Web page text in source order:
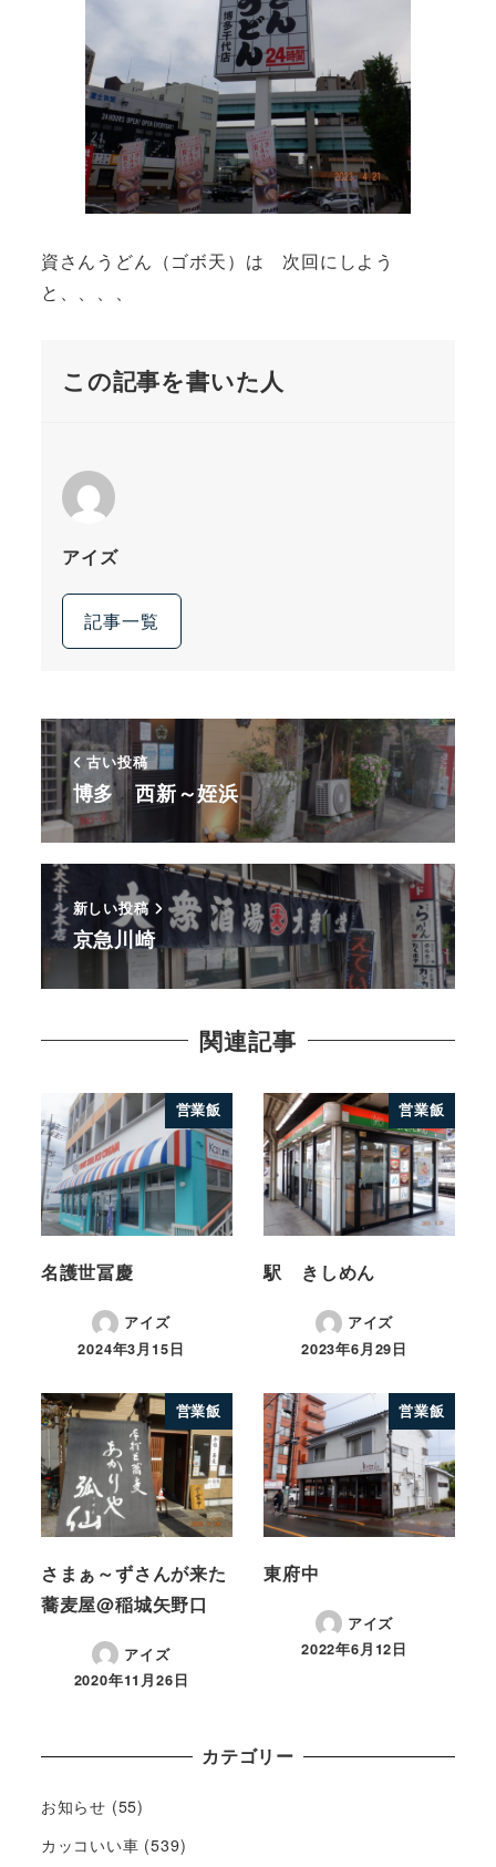
資さんうどん（ゴボ天）は 次回にしよう
と、、、、
この記事を書いた人
アイズ
記事一覧
古い投稿
博多 西新～姪浜
新しい投稿
京急川崎
関連記事
営業飯
名護世冨慶
アイズ
2024年3月15日
営業飯
駅 きしめん
アイズ
2023年6月29日
営業飯
さまぁ～ずさんが来た
蕎麦屋@稲城矢野口
アイズ
2020年11月26日
営業飯
東府中
アイズ
2022年6月12日
カテゴリー
お知らせ (55)
カッコいい車 (539)